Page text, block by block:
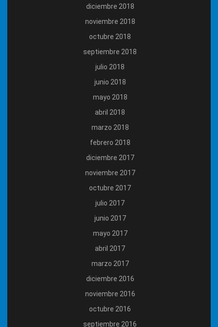
diciembre 2018
noviembre 2018
octubre 2018
septiembre 2018
julio 2018
junio 2018
mayo 2018
abril 2018
marzo 2018
febrero 2018
diciembre 2017
noviembre 2017
octubre 2017
julio 2017
junio 2017
mayo 2017
abril 2017
marzo 2017
diciembre 2016
noviembre 2016
octubre 2016
septiembre 2016